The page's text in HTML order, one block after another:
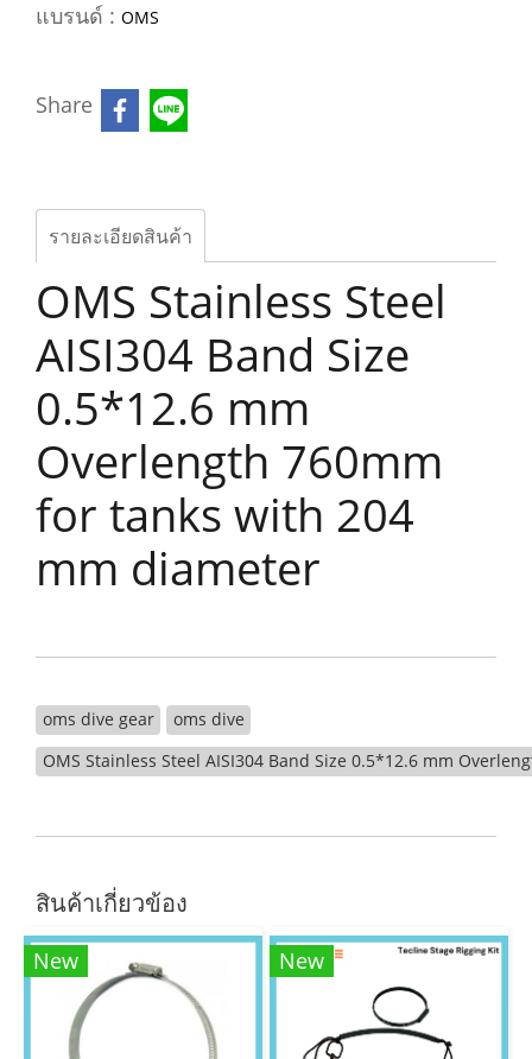
แบรนด์ : OMS
Share
รายละเอียดสินค้า
OMS Stainless Steel
AISI304 Band Size
0.5*12.6 mm
Overlength 760mm
for tanks with 204
mm diameter
oms dive gear
oms dive
OMS Stainless Steel AISI304 Band Size 0.5*12.6 mm
สินค้าเกี่ยวข้อง
New New